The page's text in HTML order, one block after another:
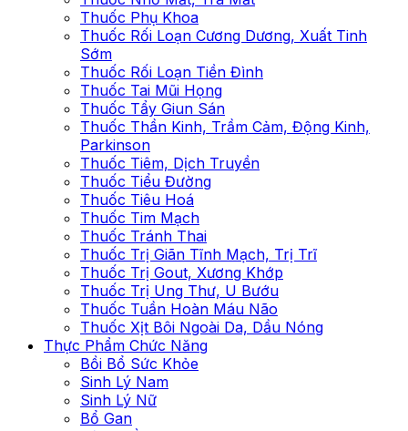
Thuốc Phụ Khoa
Thuốc Rối Loạn Cương Dương, Xuất Tinh
Sớm
Thuốc Rối Loạn Tiền Đình
Thuốc Tai Mũi Họng
Thuốc Tẩy Giun Sán
Thuốc Thần Kinh, Trầm Cảm, Động Kinh,
Parkinson
Thuốc Tiêm, Dịch Truyền
Thuốc Tiểu Đường
Thuốc Tiêu Hoá
Thuốc Tim Mạch
Thuốc Tránh Thai
Thuốc Trị Giãn Tĩnh Mạch, Trị Trĩ
Thuốc Trị Gout, Xương Khớp
Thuốc Trị Ung Thư, U Bướu
Thuốc Tuần Hoàn Máu Não
Thuốc Xịt Bôi Ngoài Da, Dầu Nóng
Thực Phẩm Chức Năng
Bồi Bổ Sức Khỏe
Sinh Lý Nam
Sinh Lý Nữ
Bổ Gan